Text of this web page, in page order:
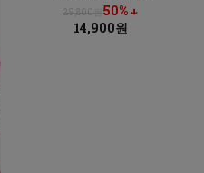
29,800원50% ↓
14,900원